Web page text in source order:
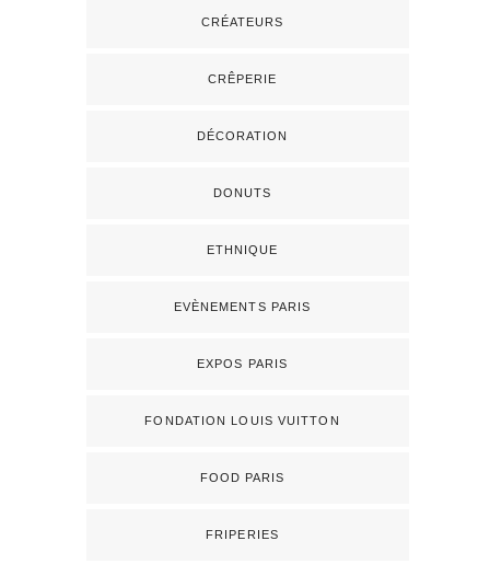
CRÉATEURS
CRÊPERIE
DÉCORATION
DONUTS
ETHNIQUE
EVÈNEMENTS PARIS
EXPOS PARIS
FONDATION LOUIS VUITTON
FOOD PARIS
FRIPERIES